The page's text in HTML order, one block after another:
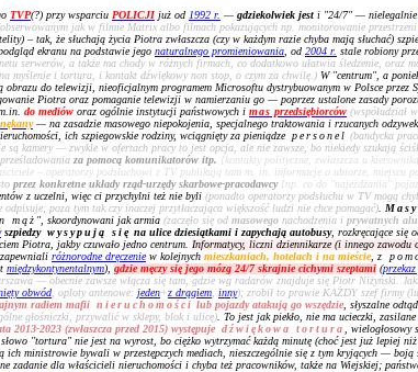
TVP(?) przy wsparciu POLICJI już od 1992 r. — gdziekolwiek jest i "24/7" — nielegalnie
jak w filmie Matrix albo filmach pokazujących np. monitorowanie
– tak, że słuchają życia Piotra zwłaszcza (czy w każdym razie chyba mają słuchać)
ekranu na podstawie jego naturalnego promieniowania , od 2004 r. stale robiony
serwerów, a także ma chody w różnych firmach, co dodatkowo ułatwia śledzenie,
myślenie i tortura, i kontakt dźwiękowy non stop, o czym za chwilę.) W "centrum", a
obrazu do telewizji, nieoficjalnym programem Microsoftu dystrybuowanym w Polsce przez
Piotra oraz pomaganie telewizji w namierzaniu go — poprzez ustalone zasady
do mediów oraz ogólnie instytucji państwowych i mas przedsiębiorców (współudział
nękany— na zasadzie masowego niepokojenia, specjalnego traktowania i rzucanych
ich szpiegowskie rodziny, wciągnięty za pieniądze personel (bandycka
są kamery — zwykle w ofertach pracy to jest opcja, ale nie zawsze, bo niekiedy szukają
za pomocą komunikatorów itp. [kontakty polityczne, zwłaszcza u kierownika]
– operatorzy podsłuchowi z TV publikują tam m. in. informacje o ubiorze, miejscu
przez konkretne układy rząd-urzędy skarbowe-pracodawcy [np. co do "najeżdżania"
z uczelni, więc ci przychylni też nie byli (ponadto operatorzy podsłuchu w TV mogą
poza tym tak czy inaczej przytłaczająca większość ludzi nie chce pomagać)
Masy
mąż ", skoordynowani jak armia (zaczęło się od masowego nachodzenia i prywatnych
szpiedzy wysypują się na ulice dziesiątkami i zapychają autobusy, rozkręcające się
Piotra, jakby czuwało jedno centrum.
Informatycy, liczni dziennikarze (i innego zawodu
różnorodne dręczeniew kolejnych mieszkaniach, hotelach i na mieście, z
międzykontynentalnym), gdzie męczy się jego mózg 24/7 skrajnie cichymi szeptami (
— obecnie zawsze włącza się tam, gdzie wg radarów znajduje się Piotr Niżyński.
obwód , oploty antenowe: jeden+z drągiem inny); zrobił to prawie KAŻDY szef firmy
radiem mafii nieruchomości lub pojazdy atakują go wszędzie , słyszalne
głośniczki, przywalić w sklepy, blok i ulicę) . To jest jak piekło, nie ma ucieczki, zasilane
2013-2023 (zwłaszcza przed 2015) występuje dźwiękowa tortura
,
"tortura" nie jest na wyrost, bo ciężko wytrzymać każdą minutę (choć jest już lepiej
ich ministrowie bywali w przestępczych mediach, nieszczególnie się z tym kryjących —
zadanie dla właścicieli nieruchomości i chyba też pracowników, także na Wiejskiej;